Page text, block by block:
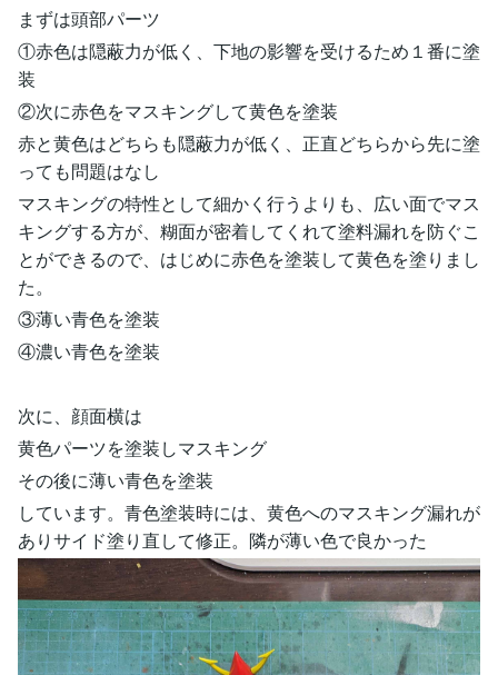
まずは頭部パーツ
①赤色は隠蔽力が低く、下地の影響を受けるため１番に塗
装
②次に赤色をマスキングして黄色を塗装
赤と黄色はどちらも隠蔽力が低く、正直どちらから先に塗
っても問題はなし
マスキングの特性として細かく行うよりも、広い面でマス
キングする方が、糊面が密着してくれて塗料漏れを防ぐこ
とができるので、はじめに赤色を塗装して黄色を塗りまし
た。
③薄い青色を塗装
④濃い青色を塗装
次に、顔面横は
黄色パーツを塗装しマスキング
その後に薄い青色を塗装
しています。青色塗装時には、黄色へのマスキング漏れが
ありサイド塗り直して修正。隣が薄い色で良かった